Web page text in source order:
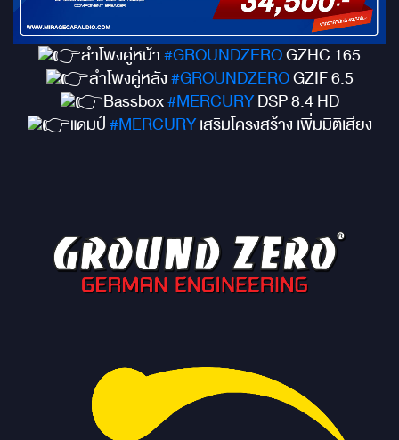
ลำโพงคู่หน้า#GROUNDZEROGZHC 165
ลำโพงคู่หลัง#GROUNDZEROGZIF 6.5
Bassbox#MERCURYDSP 8.4 HD
แดมป์#MERCURYเสริมโครงสร้าง เพิ่มมิติเสียง